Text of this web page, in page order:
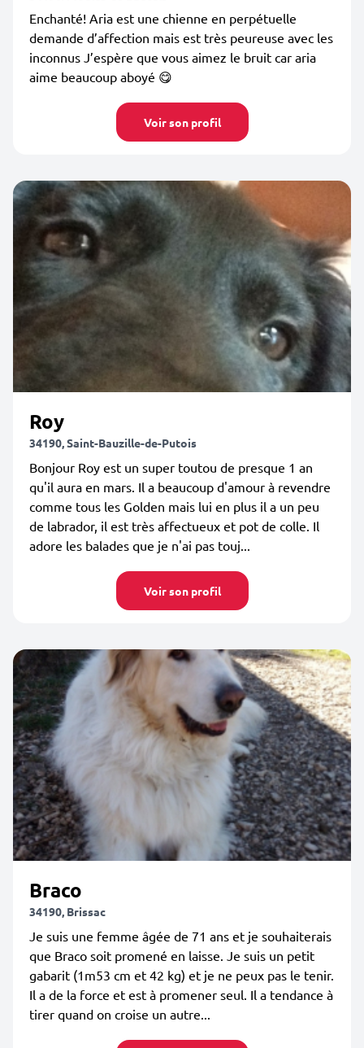
Enchanté! Aria est une chienne en perpétuelle
demande d’affection mais est très peureuse avec les
inconnus J’espère que vous aimez le bruit car aria
aime beaucoup aboyé 😋
Voir son profil
Roy
34190, Saint-Bauzille-de-Putois
Bonjour Roy est un super toutou de presque 1 an
qu'il aura en mars. Il a beaucoup d'amour à revendre
comme tous les Golden mais lui en plus il a un peu
de labrador, il est très affectueux et pot de colle. Il
adore les balades que je n'ai pas touj...
Voir son profil
Braco
34190, Brissac
Je suis une femme âgée de 71 ans et je souhaiterais
que Braco soit promené en laisse. Je suis un petit
gabarit (1m53 cm et 42 kg) et je ne peux pas le tenir.
Il a de la force et est à promener seul. Il a tendance à
tirer quand on croise un autre...